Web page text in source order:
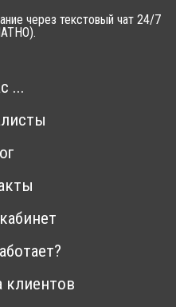
через текстовый чат 24/7
...
клиентов